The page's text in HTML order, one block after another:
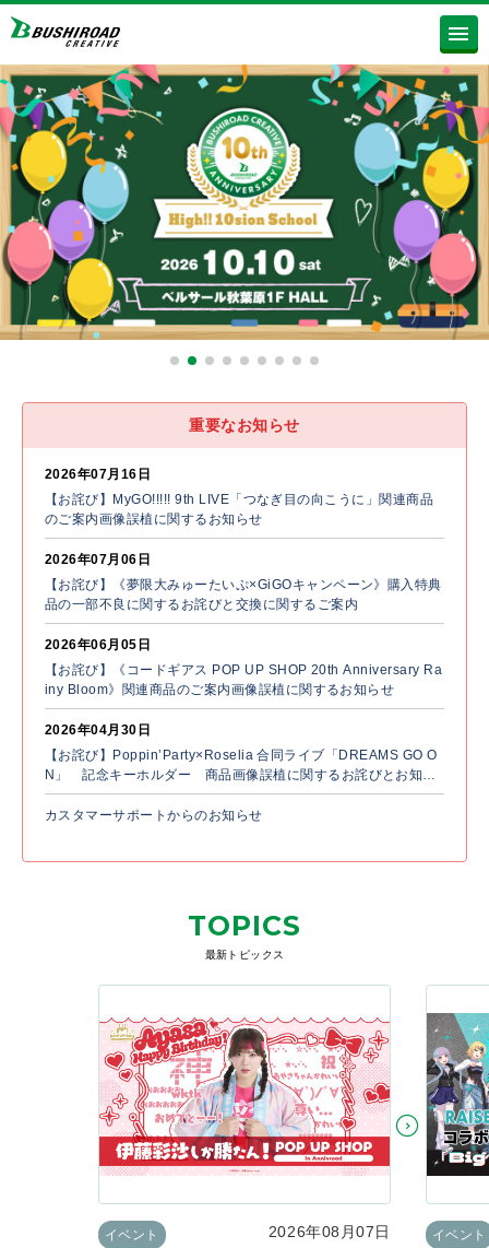
重要なお知らせ
2026年07月16日
【お詫び】MyGO!!!!! 9th LIVE「つなぎ目の向こうに」関連商品
のご案内画像誤植に関するお知らせ
2026年07月06日
【お詫び】《夢限大みゅーたいぷ×GiGOキャンペーン》購入特典
品の一部不良に関するお詫びと交換に関するご案内
2026年06月05日
【お詫び】《コードギアス POP UP SHOP 20th Anniversary Ra
iny Bloom》関連商品のご案内画像誤植に関するお知らせ
2026年04月30日
【お詫び】Poppin’Party×Roselia 合同ライブ「DREAMS GO O
N」 記念キーホルダー 商品画像誤植に関するお詫びとお知ら
せ
カスタマーサポートからのお知らせ
TOPICS
最新トピックス
イベント 2026年08月07日 イベント